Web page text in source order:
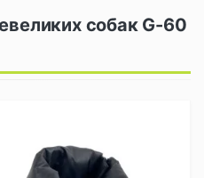
собак G-60